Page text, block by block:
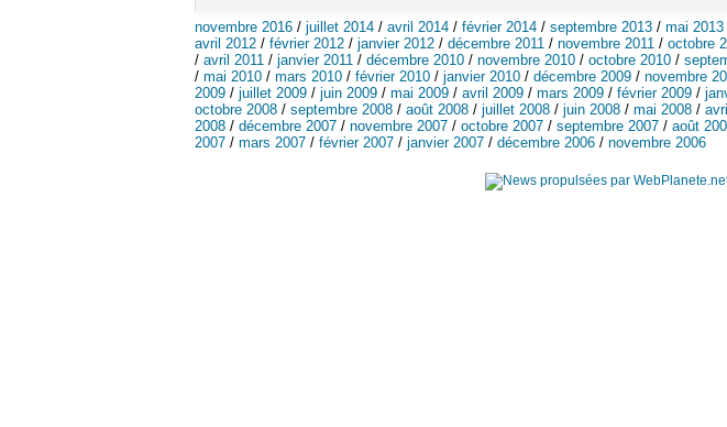
novembre 2016 / juillet 2014 / avril 2014 / février 2014 / septembre 2013 / mai 2013
avril 2012 / février 2012 / janvier 2012 / décembre 2011 / novembre 2011 / octobre
/ avril 2011 / janvier 2011 / décembre 2010 / novembre 2010 / octobre 2010 /
/ mai 2010 / mars 2010 / février 2010 / janvier 2010 / décembre 2009 / novembre
2009 / juillet 2009 / juin 2009 / mai 2009 / avril 2009 / mars 2009 / février 2009 /
octobre 2008 / septembre 2008 / août 2008 / juillet 2008 / juin 2008 / mai 2008 /
2008 / décembre 2007 / novembre 2007 / octobre 2007 / septembre 2007 / août
2007 / mars 2007 / février 2007 / janvier 2007 / décembre 2006 / novembre 2006